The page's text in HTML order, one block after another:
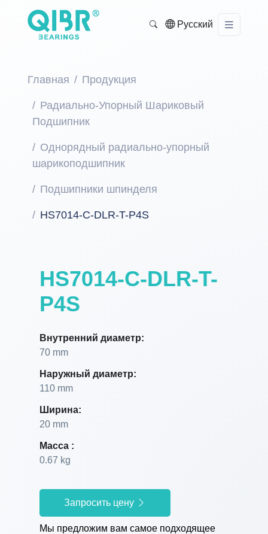
Русский
Главная Продукция
Радиально-Упорный Шариковый
Подшипник
Однорядный радиально-упорный
шарикоподшипник
Подшипники шпинделя
HS7014-C-DLR-T-P4S
HS7014-C-DLR-T-
P4S
Внутренний диаметр:
70 mm
Наружный диаметр:
110 mm
Ширина:
20 mm
Масса :
0.67 kg
Запросить цену
Мы предложим вам самое подходящее